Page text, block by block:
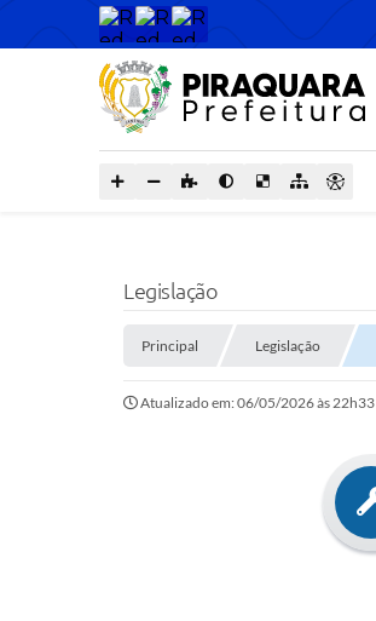
Legislação
Principal Legislação
Atualizado em: 06/05/2026 às 22h33